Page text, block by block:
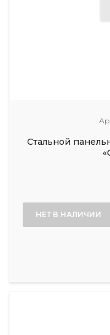
Стальной
НЕТ В НАЛИЧИИ